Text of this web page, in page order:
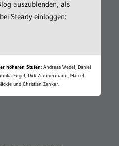
auszublenden, als
Steady einloggen:
höheren Stufen: Andreas Wedel, Daniel
Engel, Dirk Zimmermann, Marcel
und Christian Zenker.